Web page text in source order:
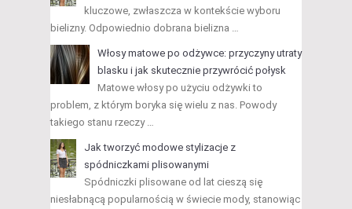
kluczowe, zwłaszcza w kontekście wyboru
bielizny. Odpowiednio dobrana bielizna …
Włosy matowe po odżywce: przyczyny utraty
blasku i jak skutecznie przywrócić połysk
Matowe włosy po użyciu odżywki to
problem, z którym boryka się wielu z nas. Powody
takiego stanu rzeczy …
Jak tworzyć modowe stylizacje z
spódniczkami plisowanymi
Spódniczki plisowane od lat cieszą się
niesłabnącą popularnością w świecie mody, stanowiąc